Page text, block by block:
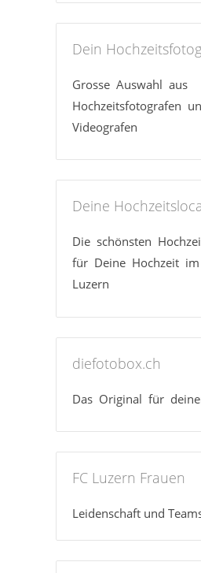
Dein
Grosse Auswahl aus
Hochzeitsfotografen
Videografen
Deine
Die schönsten
für Deine Hochzeit
Luzern
diefotobox.ch
Das Original für
FC Luzern Frauen
Leidenschaft und